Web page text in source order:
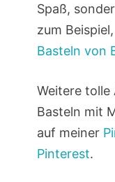
Spaß,
zum
Basteln von
Weitere tolle
Basteln mit
auf meiner
Pinterest.